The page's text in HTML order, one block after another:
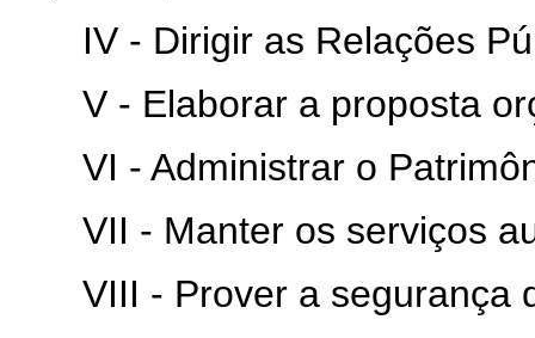
IV - Dirigir as Relações
V - Elaborar a proposta
VI - Administrar o
VII - Manter os serviços
VIII - Prover a segurança